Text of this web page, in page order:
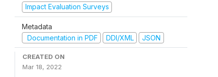
Impact Evaluation Surveys
Metadata
Documentation in PDF
DDI/XML JSON
CREATED ON
Mar 18, 2022